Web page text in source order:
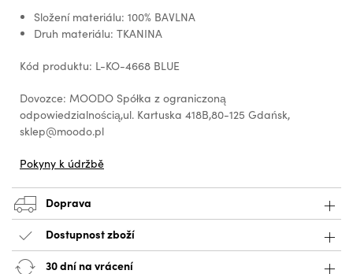
Složení materiálu: 100% BAVLNA
Druh materiálu: TKANINA
Kód produktu: L-KO-4668 BLUE
Dovozce: MOODO Spółka z ograniczoną
odpowiedzialnością,ul. Kartuska 418B,80-125 Gdańsk,
sklep@moodo.pl
Pokyny k údržbě
Doprava
Dostupnost zboží
30 dní na vrácení